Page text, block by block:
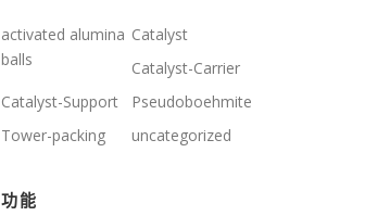
activated alumina
balls
Catalyst
Catalyst-Carrier
Catalyst-Support
Pseudoboehmite
Tower-packing
uncategorized
功能